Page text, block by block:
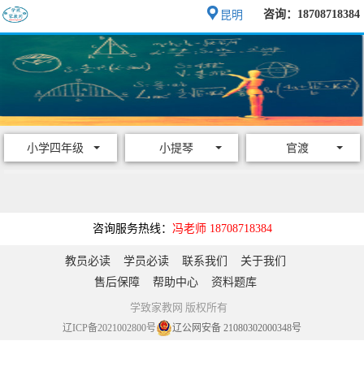
咨询：18708718384
昆明
小学四年级 小提琴 官渡
咨询服务热线： 冯老师 18708718384
教员必读 学员必读 联系我们
关于我们
售后保障
帮助中心 资料题库
学致家教网 版权所有
辽ICP备2021002800号 辽公网安备 21080302000348号